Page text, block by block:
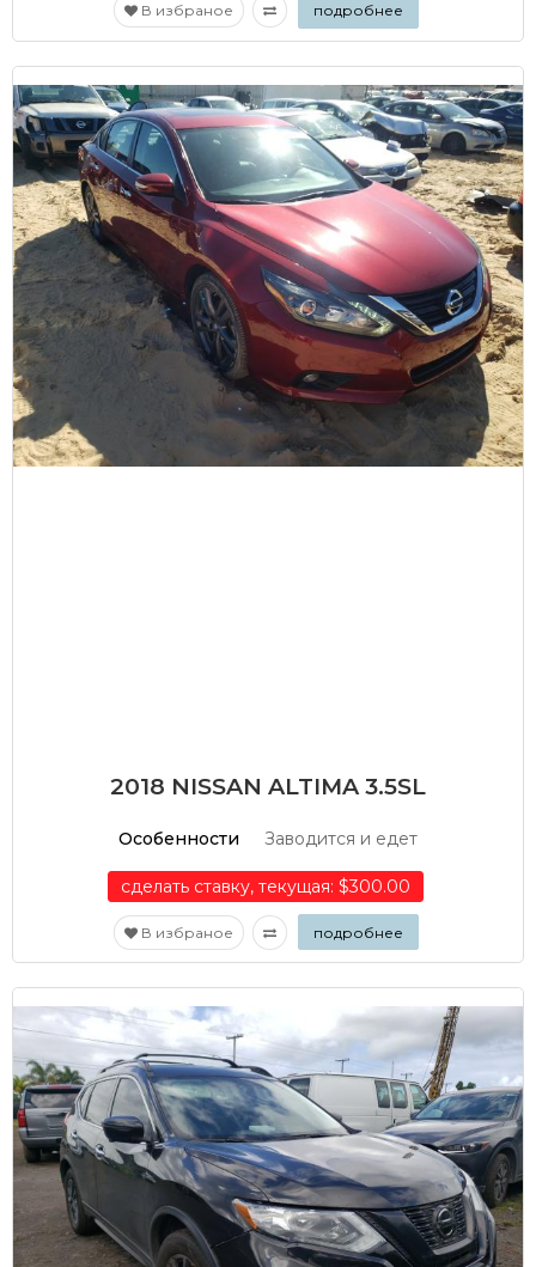
В избраное подробнее
2018 NISSAN ALTIMA 3.5SL
Особенности Заводится и едет
сделать ставку, текущая: $300.00
В избраное подробнее